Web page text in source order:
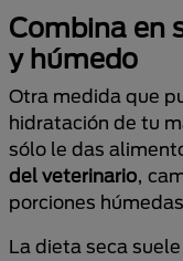
Combina en
y húmedo
Otra medida que
hidratación de tu
sólo le das
del veterinario,
porciones
La dieta seca